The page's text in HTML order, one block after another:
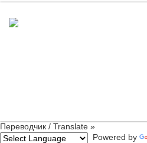
Переводчик / Translate »
Powered by